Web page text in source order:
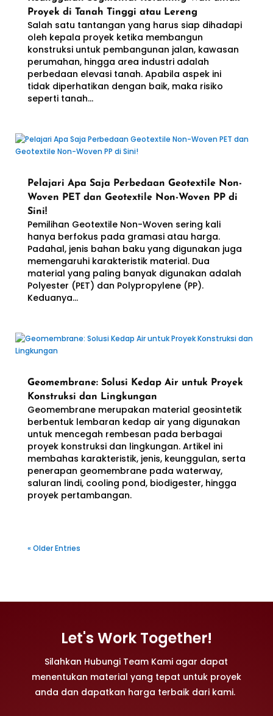
Proyek di Tanah Tinggi atau Lereng
Salah satu tantangan yang harus siap dihadapi
oleh kepala proyek ketika membangun
konstruksi untuk pembangunan jalan, kawasan
perumahan, hingga area industri adalah
perbedaan elevasi tanah. Apabila aspek ini
tidak diperhatikan dengan baik, maka risiko
seperti tanah...
Pelajari Apa Saja Perbedaan Geotextile Non-
Woven PET dan Geotextile Non-Woven PP di
Sini!
Pemilihan Geotextile Non-Woven sering kali
hanya berfokus pada gramasi atau harga.
Padahal, jenis bahan baku yang digunakan juga
memengaruhi karakteristik material. Dua
material yang paling banyak digunakan adalah
Polyester (PET) dan Polypropylene (PP).
Keduanya...
Geomembrane: Solusi Kedap Air untuk Proyek
Konstruksi dan Lingkungan
Geomembrane merupakan material geosintetik
berbentuk lembaran kedap air yang digunakan
untuk mencegah rembesan pada berbagai
proyek konstruksi dan lingkungan. Artikel ini
membahas karakteristik, jenis, keunggulan, serta
penerapan geomembrane pada waterway,
saluran lindi, cooling pond, biodigester, hingga
proyek pertambangan.
« Older Entries
Let's Work Together!
Silahkan Hubungi Team Kami agar dapat
menentukan material yang tepat untuk proyek
anda dan dapatkan harga terbaik dari kami.